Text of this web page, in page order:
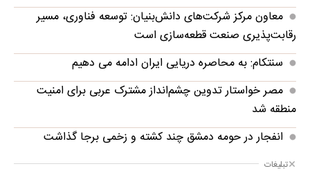
معاون مرکز شرکت‌های دانش‌بنیان: توسعه فناوری، مسیر
رقابت‌پذیری صنعت قطعه‌سازی است
سنتکام: به محاصره دریایی ایران ادامه می دهیم
مصر خواستار تدوین چشم‌انداز مشترک عربی برای امنیت
منطقه شد
انفجار در حومه دمشق چند کشته و زخمی برجا گذاشت
تبلیغات